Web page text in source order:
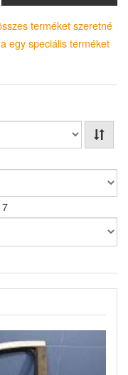
terméket szeretné
egy speciális terméket